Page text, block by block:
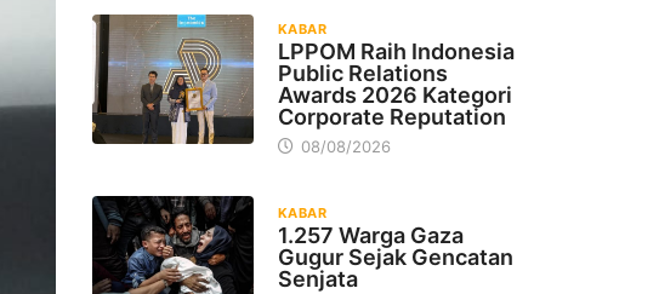
KABAR
LPPOM Raih Indonesia
Public Relations
Awards 2026 Kategori
Corporate Reputation
08/08/2026
KABAR
1.257 Warga Gaza
Gugur Sejak Gencatan
Senjata